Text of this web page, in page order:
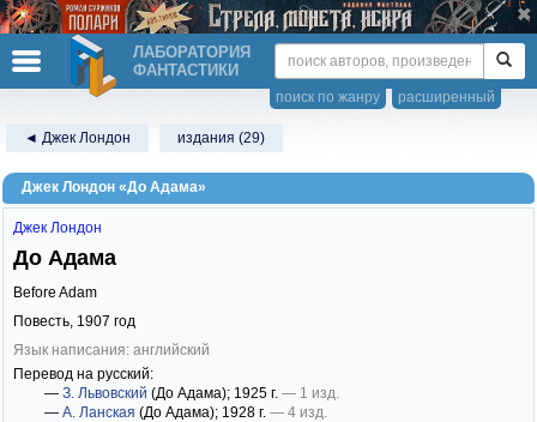
ЛАБОРАТОРИЯ
ФАНТАСТИКИ
расширенный
поиск по жанру
◄ Джек Лондон издания (29)
Джек Лондон «До Адама»
Джек Лондон
До Адама
Before Adam
Повесть, 1907 год
Язык написания: английский
Перевод на русский:
— З. Львовский (До Адама); 1925 г. — 1 изд.
— А. Ланская (До Адама); 1928 г. — 4 изд.